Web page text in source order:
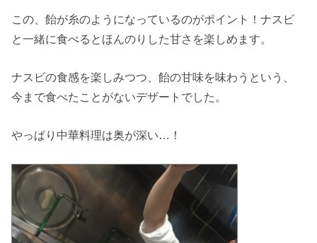
この、飴が糸のようになっているのがポイント！ナスビ
と一緒に食べるとほんのりした甘さを楽しめます。
ナスビの食感を楽しみつつ、飴の甘味を味わうという、
今まで食べたことがないデザートでした。
やっぱり中華料理は奥が深い…！